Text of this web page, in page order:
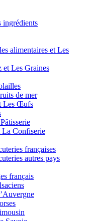
ingrédients
alimentaires et Les
et Les Graines
de mer
Les Œufs
La Confiserie
françaises
autres pays
français